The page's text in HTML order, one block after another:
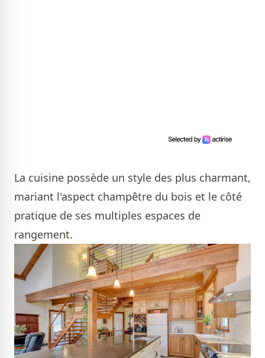
La cuisine possède un style des plus charmant,
mariant l'aspect champêtre du bois et le côté
pratique de ses multiples espaces de
rangement.